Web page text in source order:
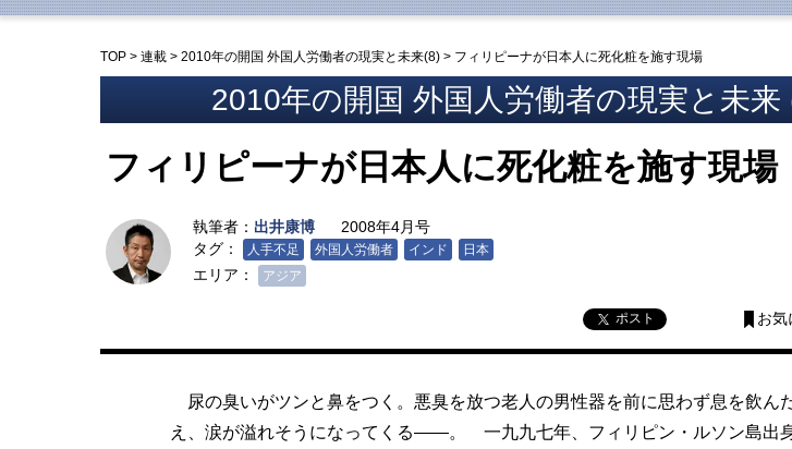
TOP > 連載 > 2010年の開国 外国人労働者の現実と未来(8) > フィリピーナが日本人に死化粧を施す現場
2010年の開国 外国人労働者の現実と未来
フィリピーナが日本人に死化粧を施す現場
執筆者： 出井康博
2008年4月号
タグ：
人手不足 外国人労働者 インド 日本
エリア： アジア
ポスト お気
尿の臭いがツンと鼻をつく。悪臭を放つ老人の男性器を前に思わず息を飲ん
え、涙が溢れそうになってくる――。 一九九七年、フィリピン・ルソン島出